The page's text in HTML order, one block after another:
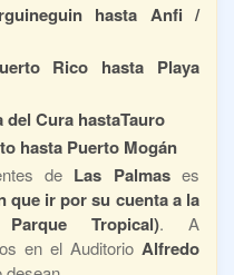
hasta Anfi /
Rico hasta Playa
del Cura hastaTauro
hasta Puerto Mogán
de Las Palmases
que ir por su cuenta a la
Tropical). A
en el AuditorioAlfredo